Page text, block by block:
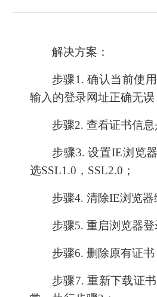
解决方案：
步骤1. 确认当前使
输入的登录网址正确无误
步骤2. 查看证书信息
步骤3. 设置IE浏览
选SSL1.0，SSL2.0；
步骤4. 清除IE浏览器
步骤5. 重启浏览器登
步骤6. 删除原有证书
步骤7. 重新下载证